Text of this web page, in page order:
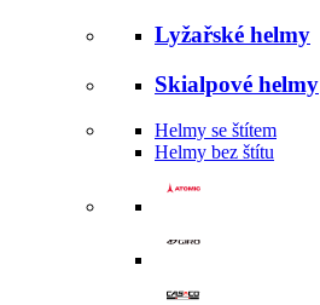
Lyžařské helmy
Skialpové helmy
Helmy se štítem
Helmy bez štítu